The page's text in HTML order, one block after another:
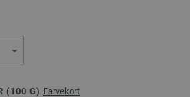
( 100 G) Farvekort